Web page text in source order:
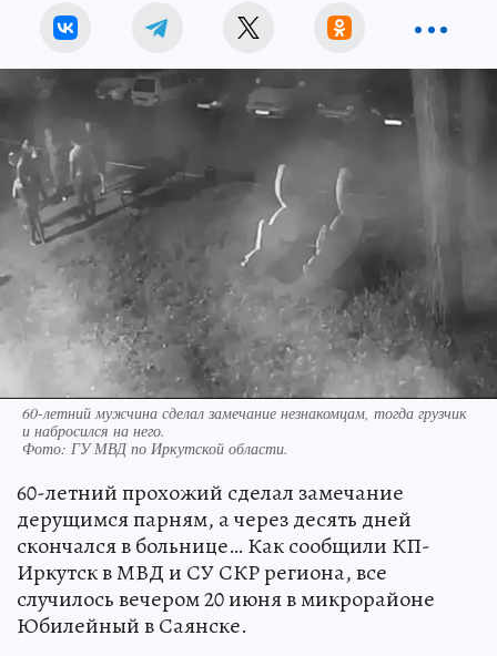
60-летний мужчина сделал замечание незнакомцам, тогда грузчик
и набросился на него.
Фото: ГУ МВД по Иркутской области.
60-летний прохожий сделал замечание
дерущимся парням, а через десять дней
скончался в больнице… Как сообщили КП-
Иркутск в МВД и СУ СКР региона, все
случилось вечером 20 июня в микрорайоне
Юбилейный в Саянске.